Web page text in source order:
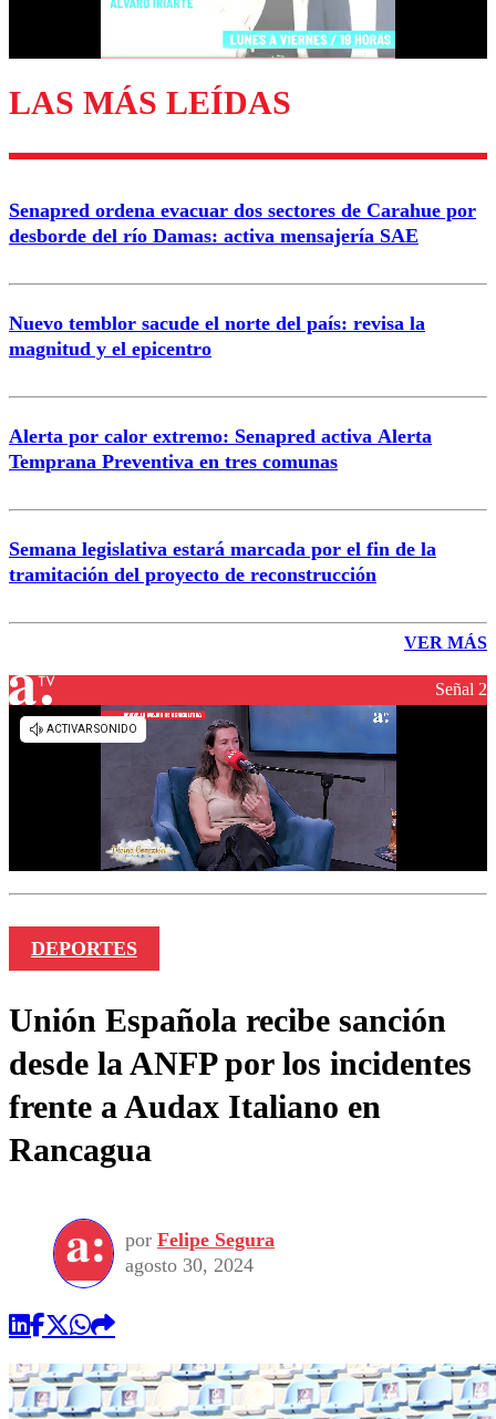
Enviar comentario
LAS MÁS LEÍDAS
Senapred ordena evacuar dos sectores de Carahue por
desborde del río Damas: activa mensajería SAE
Nuevo temblor sacude el norte del país: revisa la
magnitud y el epicentro
Alerta por calor extremo: Senapred activa Alerta
Temprana Preventiva en tres comunas
Semana legislativa estará marcada por el fin de la
tramitación del proyecto de reconstrucción
VER MÁS
Señal 2
DEPORTES
Unión Española recibe sanción
desde la ANFP por los incidentes
frente a Audax Italiano en
Rancagua
por Felipe Segura
agosto 30, 2024